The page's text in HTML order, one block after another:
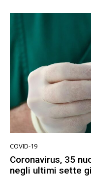
COVID-19
Coronavirus, 35
negli ultimi sette